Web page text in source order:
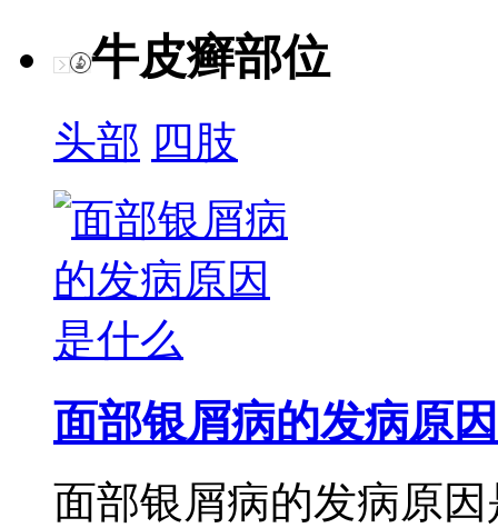
牛皮癣部位
头部 四肢
面部银屑病的发病原因
面部银屑病的发病原